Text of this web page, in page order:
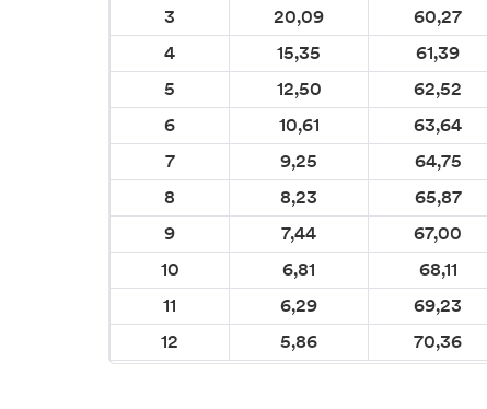
3
20,09
60,27
4
15,35
61,39
5
12,50
62,52
6
10,61
63,64
7
9,25
64,75
8
8,23
65,87
9
7,44
67,00
10
6,81
68,11
11
6,29
69,23
12
5,86 70,36